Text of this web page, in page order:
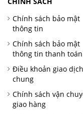
Chính sách bảo mật
thông tin
Chính sách bảo mật
thông tin thanh toán
Điều khoản giao dịch
chung
Chính sách vận
giao hàng